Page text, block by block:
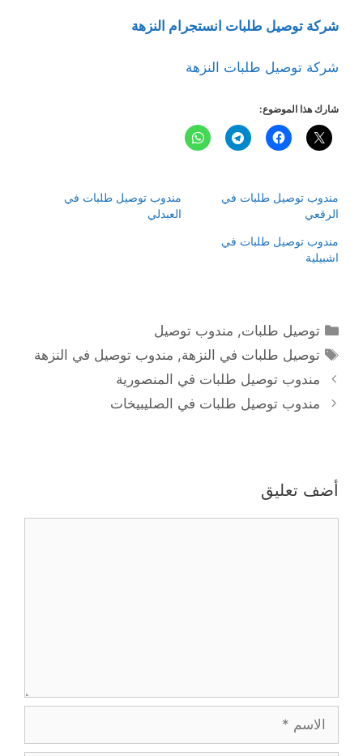
شركة توصيل طلبات انستجرام النزهة
شركة توصيل طلبات النزهة
شارك هذا الموضوع:
مندوب توصيل طلبات في
الرقعي
مندوب توصيل طلبات في
العبدلي
مندوب توصيل طلبات في
اشبيلية
التصنيفات
توصيل طلبات, مندوب توصيل
الوسوم
توصيل طلبات في النزهة, مندوب توصيل في النزهة
مندوب توصيل طلبات في المنصورية
مندوب توصيل طلبات في الصليبيخات
أضف تعليق
الاسم